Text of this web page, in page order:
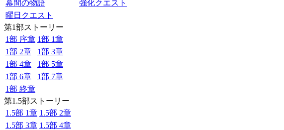
幕間の物語
強化クエスト
曜日クエスト
第1部ストーリー
1部 序章 1部 1章
1部 2章
1部 3章
1部 4章
1部 5章
1部 6章
1部 7章
1部 終章
第1.5部ストーリー
1.5部 1章 1.5部 2章
1.5部 3章 1.5部 4章